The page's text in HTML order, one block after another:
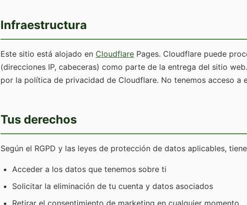
Infraestructura
Este sitio está alojado en Cloudflare Pages. Cloudflare puede
(direcciones IP, cabeceras) como parte de la entrega del sitio
por la política de privacidad de Cloudflare. No tenemos acceso a
Tus derechos
Según el RGPD y las leyes de protección de datos aplicables,
Acceder a los datos que tenemos sobre ti
Solicitar la eliminación de tu cuenta y datos asociados